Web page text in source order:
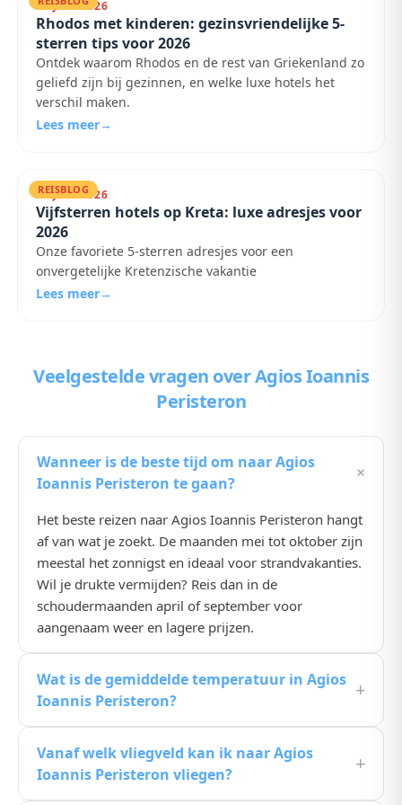
23 JULI 2026
Rhodos met kinderen: gezinsvriendelijke 5-
sterren tips voor 2026
Ontdek waarom Rhodos en de rest van Griekenland zo
geliefd zijn bij gezinnen, en welke luxe hotels het
verschil maken.
Lees meer→
REISBLOG
22 JULI 2026
Vijfsterren hotels op Kreta: luxe adresjes voor
2026
Onze favoriete 5-sterren adresjes voor een
onvergetelijke Kretenzische vakantie
Lees meer→
Veelgestelde vragen over Agios Ioannis
Peristeron
Wanneer is de beste tijd om naar Agios
Ioannis Peristeron te gaan?
+
Het beste reizen naar Agios Ioannis Peristeron hangt
af van wat je zoekt. De maanden mei tot oktober zijn
meestal het zonnigst en ideaal voor strandvakanties.
Wil je drukte vermijden? Reis dan in de
schoudermaanden april of september voor
aangenaam weer en lagere prijzen.
Wat is de gemiddelde temperatuur in Agios
Ioannis Peristeron?
+
Peristeron ligt in de zomermaanden rond de 25,
30°C. In de winter koelt het wat af, maar het blijft
een prima bestemming voor wie de Nederlandse
Vanaf welk vliegveld kan ik naar Agios
Ioannis Peristeron vliegen?
+